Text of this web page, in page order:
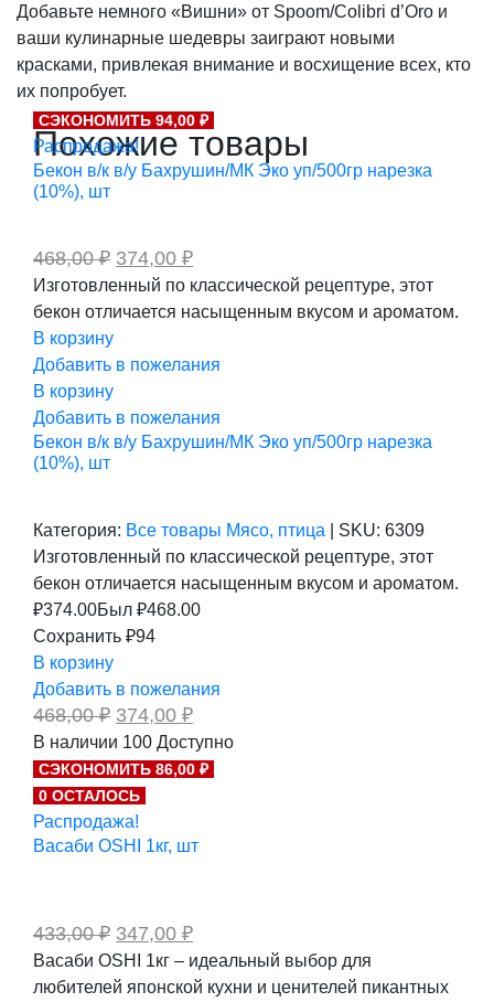
Добавьте немного «Вишни» от Spoom/Colibri d’Oro и
ваши кулинарные шедевры заиграют новыми
красками, привлекая внимание и восхищение всех, кто
их попробует.
Похожие товары
СЭКОНОМИТЬ 94,00 ₽
Распродажа!
Бекон в/к в/у Бахрушин/МК Эко уп/500гр нарезка
(10%), шт
468,00₽ Первоначальная
цена
составляла
468,00 ₽.
374,00 ₽Текущая
цена:
374,00 ₽.
Изготовленный по классической рецептуре, этот
бекон отличается насыщенным вкусом и ароматом.
В корзину
Добавить в пожелания
В корзину
Добавить в пожелания
Бекон в/к в/у Бахрушин/МК Эко уп/500гр нарезка
(10%), шт
Категория: Все товары Мясо, птица SKU: 6309
Изготовленный по классической рецептуре, этот
бекон отличается насыщенным вкусом и ароматом.
₽374.00Был ₽468.00
Сохранить ₽94
В корзину
Добавить в пожелания
468,00₽ Первоначальная
цена
составляла
468,00 ₽.
374,00 ₽Текущая
цена:
374,00 ₽.
В наличии 100 Доступно
СЭКОНОМИТЬ 86,00 ₽
0 ОСТАЛОСЬ
Распродажа!
Васаби OSHI 1кг, шт
433,00₽ Первоначальная
цена
составляла
433,00 ₽.
347,00 ₽Текущая
цена:
347,00 ₽.
Васаби OSHI 1кг – идеальный выбор для
любителей японской кухни и ценителей пикантных